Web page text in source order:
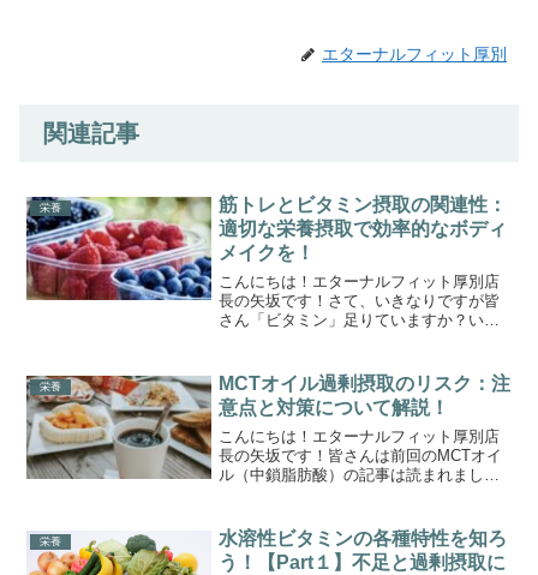
エターナルフィット厚別
関連記事
栄養
筋トレとビタミン摂取の関連性：
適切な栄養摂取で効率的なボディ
メイクを！
こんにちは！エターナルフィット厚別店
長の矢坂です！さて、いきなりですが皆
さん「ビタミン」足りていますか？いわ
すいです。そんな中でも、筋トレを行い
効果的に成果を得るには、...
栄養
MCTオイル過剰摂取のリスク：注
意点と対策について解説！
こんにちは！エターナルフィット厚別店
長の矢坂です！皆さんは前回のMCTオイ
ル（中鎖脂肪酸）の記事は読まれました
があります。前回の記事では効果につい
て解説をしていきまし...
栄養
水溶性ビタミンの各種特性を知ろ
う！【Part１】不足と過剰摂取に